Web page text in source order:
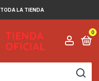
LA TIENDA
0